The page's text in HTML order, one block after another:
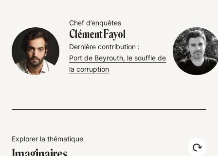
Chef d’enquêtes
Clément Fayol
Dernière contribution :
Port de Beyrouth, le souffle de
la corruption
Explorer la thématique